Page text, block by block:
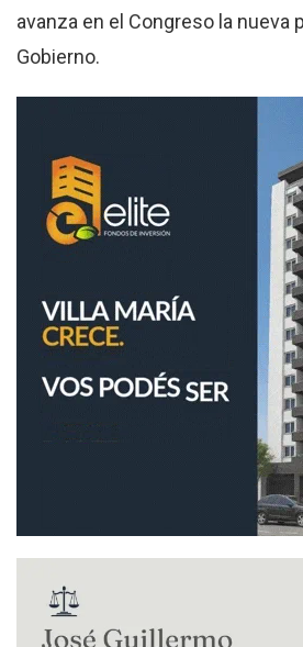
avanza en el Congreso la nueva
Gobierno.